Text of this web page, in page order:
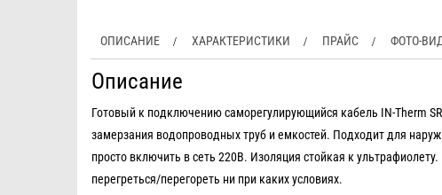
ОПИСАНИЕ ХАРАКТЕРИСТИКИ ПРАЙС ФОТО-
Описание
Готовый к подключению саморегулирующийся кабель IN-Therm
замерзания водопроводных труб и емкостей. Подходит для
просто включить в сеть 220В. Изоляция стойкая к
перегреться/перегореть ни при каких условиях.